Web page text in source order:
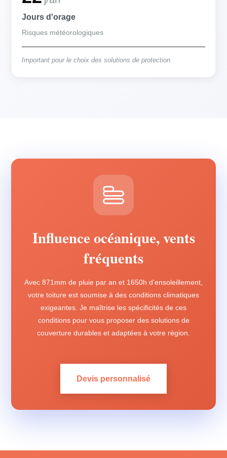
Jours d'orage
Risques météorologiques
Important pour le choix des solutions de protection
Influence océanique, vents
fréquents
Avec 871mm de pluie par an et 1650h d'ensoleillement,
votre toiture est soumise à des conditions climatiques
exigeantes. Je maîtrise les spécificités de ces
conditions pour vous proposer des solutions de
couverture durables et adaptées à votre région.
Devis personnalisé